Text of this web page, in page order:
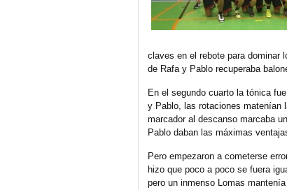
claves en el rebote para dominar
de Rafa y Pablo recuperaba
En el segundo cuarto la tónica
y Pablo, las rotaciones matenían
marcador al descanso marcaba
Pablo daban las máximas
Pero empezaron a cometerse
hizo que poco a poco se fuera
pero un inmenso Lomas